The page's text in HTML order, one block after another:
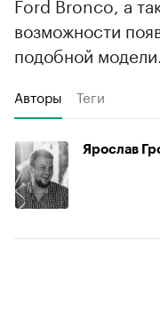
возможности
подобной модели.
Авторы Теги
Ярослав